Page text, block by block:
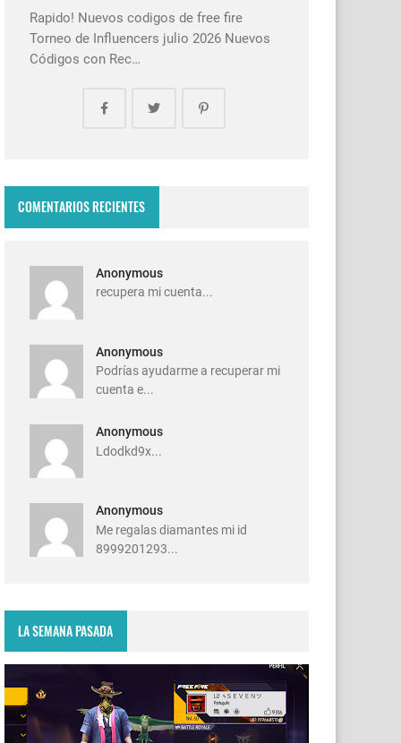
Rapido! Nuevos codigos de free fire
Torneo de Influencers julio 2026 Nuevos
Códigos con Rec…
COMENTARIOS RECIENTES
Anonymous
recupera mi cuenta...
Anonymous
Podrías ayudarme a recuperar mi
cuenta e...
Anonymous
Ldodkd9x...
Anonymous
Me regalas diamantes mi id
8999201293...
LA SEMANA PASADA